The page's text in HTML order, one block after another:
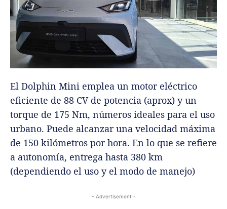
El Dolphin Mini emplea un motor eléctrico
eficiente de 88 CV de potencia (aprox) y un
torque de 175 Nm, números ideales para el uso
urbano. Puede alcanzar una velocidad máxima
de 150 kilómetros por hora. En lo que se refiere
a autonomía, entrega hasta 380 km
(dependiendo el uso y el modo de manejo)
- Advertisement -